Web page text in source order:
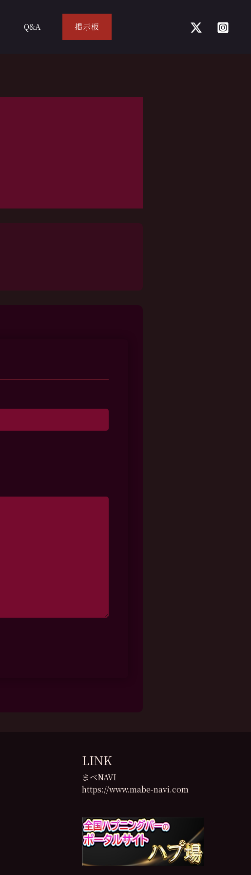
Q&A 掲示板
LINK
まべNAVI
https://www.mabe-navi.com